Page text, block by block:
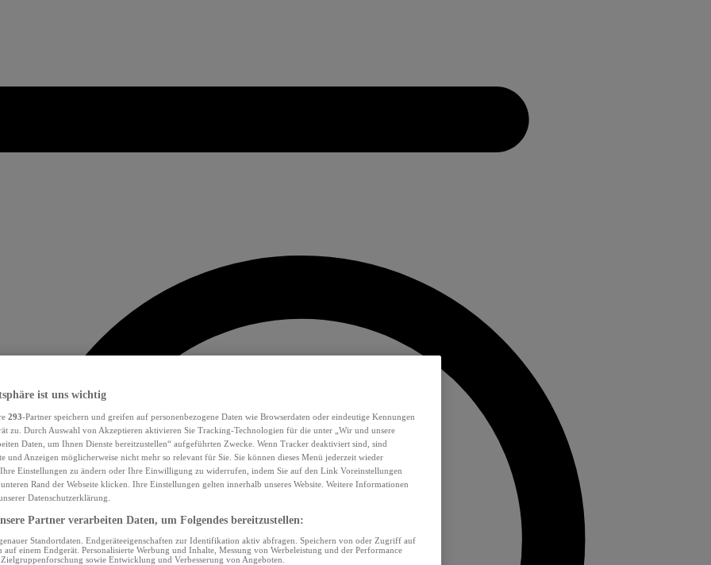
ist uns wichtig
293-Partner speichern und greifen auf personenbezogene Daten wie Browserdaten oder eindeutige Kennungen
zu. Durch Auswahl von Akzeptieren aktivieren Sie Tracking-Technologien für die unter „Wir und unsere
Daten, um Ihnen Dienste bereitzustellen“ aufgeführten Zwecke. Wenn Tracker deaktiviert sind, sind
und Anzeigen möglicherweise nicht mehr so relevant für Sie. Sie können dieses Menü jederzeit wieder
Einstellungen zu ändern oder Ihre Einwilligung zu widerrufen, indem Sie auf den Link Voreinstellungen
Rand der Webseite klicken. Ihre Einstellungen gelten innerhalb unseres Website. Weitere Informationen
Datenschutzerklärung.
Partner verarbeiten Daten, um Folgendes bereitzustellen:
Standortdaten. Endgeräteeigenschaften zur Identifikation aktiv abfragen. Speichern von oder Zugriff auf
einem Endgerät. Personalisierte Werbung und Inhalte, Messung von Werbeleistung und der Performance
sowie Entwicklung und Verbesserung von Angeboten.